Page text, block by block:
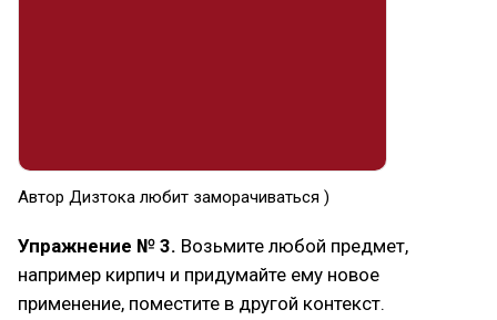
Автор Дизтока любит заморачиваться )
Упражнение № 3. Возьмите любой предмет,
например кирпич и придумайте ему новое
применение, поместите в другой контекст.